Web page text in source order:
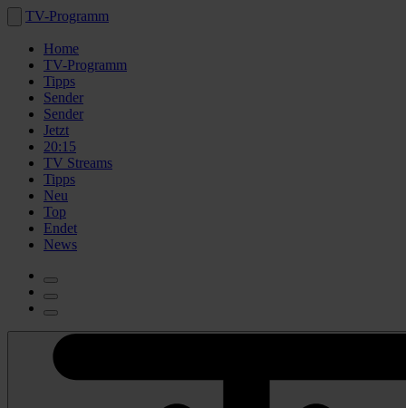
TV-Programm
Home
TV-Programm
Tipps
Sender
Sender
Jetzt
20:15
TV Streams
Tipps
Neu
Top
Endet
News